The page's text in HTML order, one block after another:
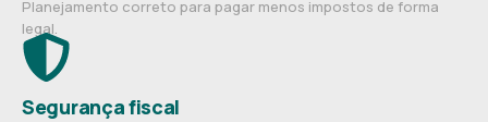
Planejamento correto para pagar menos impostos de forma
legal.
Segurança fiscal